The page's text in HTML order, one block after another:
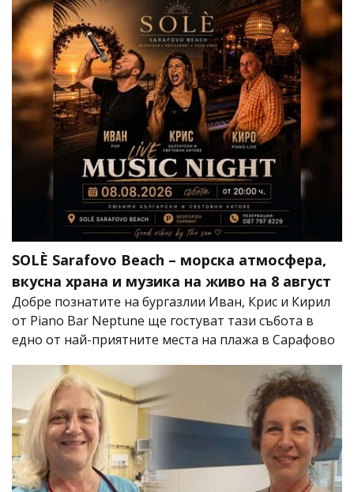
SOLÈ Sarafovo Beach – морска атмосфера,
вкусна храна и музика на живо на 8 август
Добре познатите на бургазлии Иван, Крис и Кирил
от Piano Bar Neptune ще гостуват тази събота в
едно от най-приятните места на плажа в Сарафово